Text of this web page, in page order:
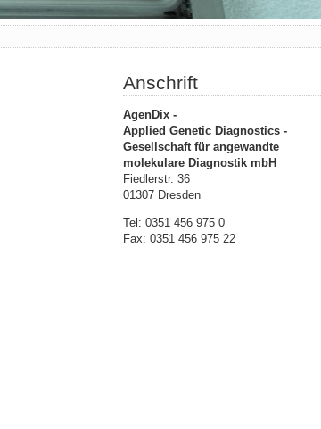
Anschrift
AgenDix -
Applied Genetic Diagnostics -
Gesellschaft für angewandte
molekulare Diagnostik mbH
Fiedlerstr. 36
01307 Dresden
Tel: 0351 456 975 0
Fax: 0351 456 975 22